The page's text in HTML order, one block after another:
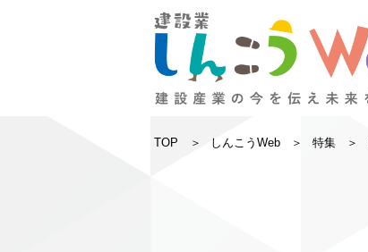
TOP しんこうWeb 特集